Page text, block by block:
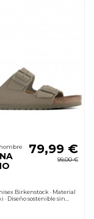
79,99 €
99,00 €
Birkenstock · Material
· Diseño sostenible sin